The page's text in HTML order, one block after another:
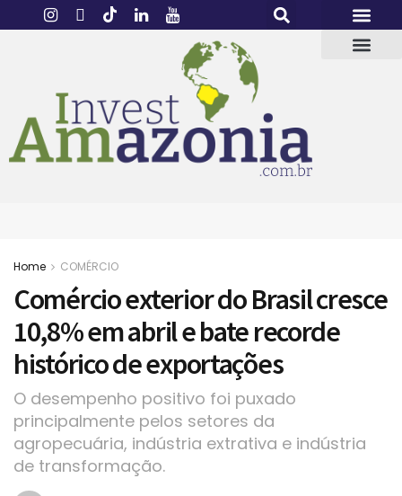
Home COMÉRCIO
Comércio exterior do Brasil cresce
10,8% em abril e bate recorde
histórico de exportações
O desempenho positivo foi puxado
principalmente pelos setores da
agropecuária, indústria extrativa e indústria
de transformação.